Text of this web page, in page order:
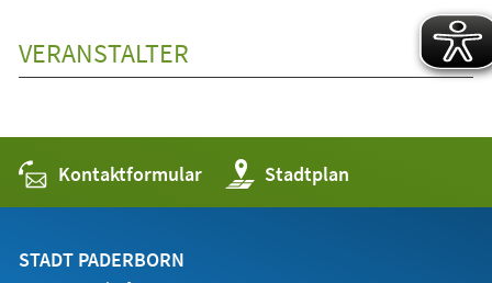
VERANSTALTER
Kontaktformular Stadtplan
(Öffnet
in
einem
STADT PADERBORN